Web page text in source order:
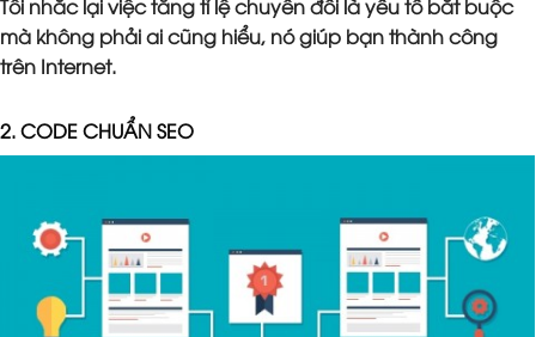
Tôi nhắc lại việc tăng tỉ lệ chuyển đổi là yếu tố bắt buộc
mà không phải ai cũng hiểu, nó giúp bạn thành công
trên Internet.
2. CODE CHUẨN SEO